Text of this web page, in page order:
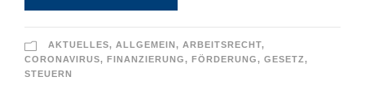
AKTUELLES, ALLGEMEIN, ARBEITSRECHT,
CORONAVIRUS, FINANZIERUNG, FÖRDERUNG, GESETZ,
STEUERN